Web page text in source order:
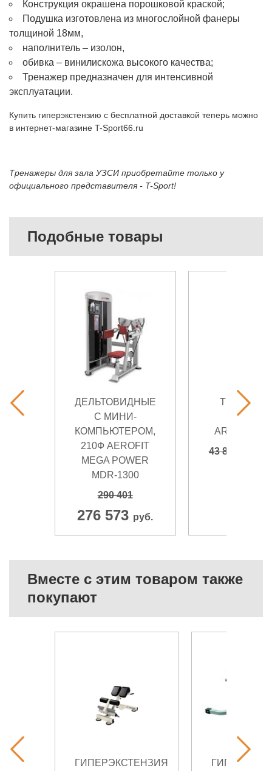
Конструкция окрашена порошковой краской;
Подушка изготовлена из многослойной фанеры
толщиной 18мм,
наполнитель – изолон,
обивка – винилискожа высокого качества;
Тренажер предназначен для интенсивной
эксплуатации.
Купить гиперэкстензию с бесплатной доставкой теперь можно
в интернет-магазине T-Sport66.ru
Тренажеры для зала УЗСИ приобретайте только у
официального представителя - T-Sport!
Подобные товары
ДЕЛЬТОВИДНЫЕ
С МИНИ-
КОМПЬЮТЕРОМ,
210Ф AEROFIT
MEGA POWER
MDR-1300
290 401
276 573 руб.
SALUS
43 890
Вместе с этим товаром также
покупают
ГИПЕРЭКСТЕНЗИЯ